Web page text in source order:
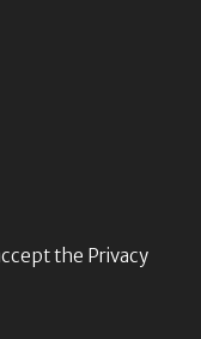
the Privacy